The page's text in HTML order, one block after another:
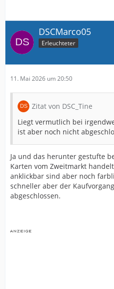
DSCMarco05
Erleuchteter
11. Mai 2026 um 20:50
Zitat von DSC_Tine
Liegt vermutlich bei
ist aber noch nicht
Ja und das herunter gestufte
Karten vom Zweitmarkt
anklickbar sind aber noch
schneller aber der
abgeschlossen.